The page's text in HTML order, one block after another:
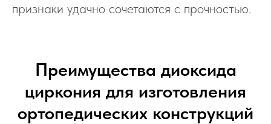
признаки удачно сочетаются с прочностью.
Преимущества диоксида
циркония для изготовления
ортопедических конструкций